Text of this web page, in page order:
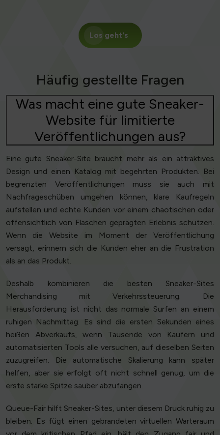
Los geht's
Häufig gestellte Fragen
Was macht eine gute Sneaker-
Website für limitierte
Veröffentlichungen aus?
Eine gute Sneaker-Site braucht mehr als ein attraktives
Design und einen Katalog mit begehrten Produkten. Bei
begrenzten Veröffentlichungen muss sie auch mit
Nachfrageschüben umgehen können, klare Kaufregeln
aufstellen und echte Kunden vor einem chaotischen oder
offensichtlich von Flaschen geprägten Erlebnis schützen.
Wenn die Website im Moment der Veröffentlichung
versagt, erinnern sich die Kunden eher an die Frustration
als an das Produkt.
Deshalb kombinieren die besten Sneaker-Sites
Merchandising mit Verkehrssteuerung. Die
Herausforderung ist nicht das normale Surfen an einem
ruhigen Nachmittag. Es sind die ersten Sekunden eines
heißen Abverkaufs, wenn Tausende von Käufern und
automatisierten Tools alle versuchen, auf dieselben Seiten
zuzugreifen. Die automatische Skalierung kann später
helfen, aber sie erfolgt oft nicht schnell genug, um die
erste starke Spitze sauber abzufangen.
Queue-Fair hilft Sneaker-Sites, unter diesem Druck ruhig zu
bleiben. Es fügt einen gebrandeten virtuellen Warteraum